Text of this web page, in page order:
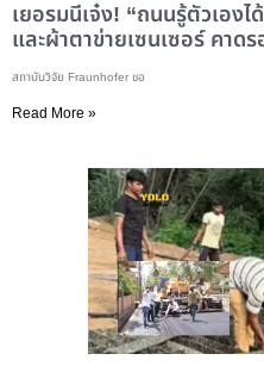
เยอรมนีเจ๋ง! “ถนนรู้ตัวเอง
และผ้าตาข่ายเซนเซอร์ คาด
สถาบันวิจัย Fraunhofer ขอ
Read More »